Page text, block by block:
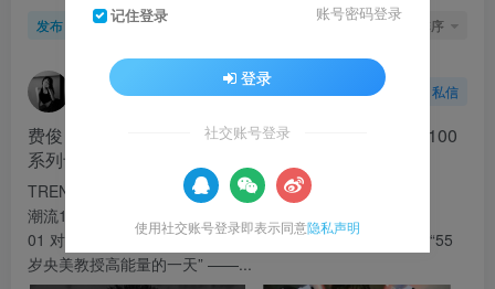
发布 排序
灵感捕手
10个月前更新 67次阅读
关注 私信
费俊，艺术家可以媚俗，但要知道什么是“俗”丨潮流100
系列专访
TREND 100
潮流100系列专访
01 对话费俊 本篇采访全文4100字，预计阅读时长10分钟 “55
岁央美教授高能量的一天” ——...
记住登录 账号密码登录
登录
社交账号登录
使用社交账号登录即表示同意隐私声明